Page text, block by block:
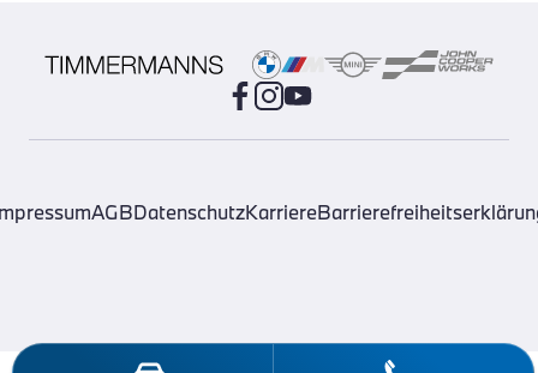
AGBDatenschutzKarriere